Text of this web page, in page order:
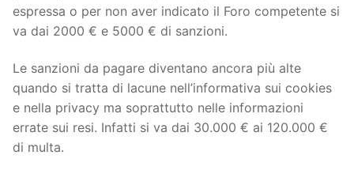
espressa o per non aver indicato il Foro competente si
va dai 2000 € e 5000 € di sanzioni.
Le sanzioni da pagare diventano ancora più alte
quando si tratta di lacune nell’informativa sui cookies
e nella privacy ma soprattutto nelle informazioni
errate sui resi. Infatti si va dai 30.000 € ai 120.000 €
di multa.